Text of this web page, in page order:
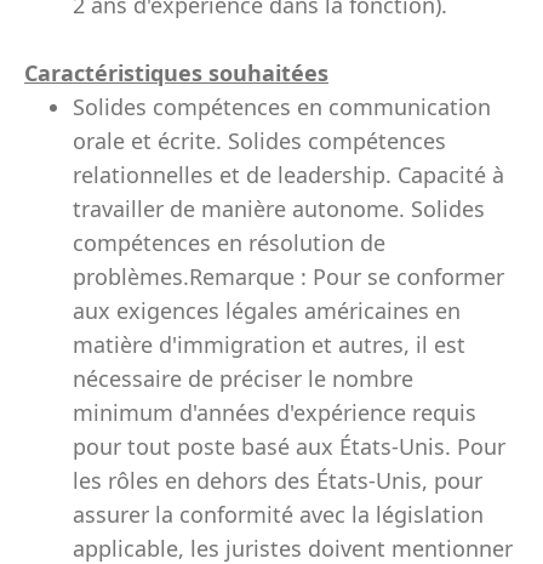
Caractéristiques souhaitées
Solides compétences en communication
orale et écrite. Solides compétences
relationnelles et de leadership. Capacité à
travailler de manière autonome. Solides
compétences en résolution de
problèmes.Remarque : Pour se conformer
aux exigences légales américaines en
matière d'immigration et autres, il est
nécessaire de préciser le nombre
minimum d'années d'expérience requis
pour tout poste basé aux États-Unis. Pour
les rôles en dehors des États-Unis, pour
assurer la conformité avec la législation
applicable, les juristes doivent mentionner